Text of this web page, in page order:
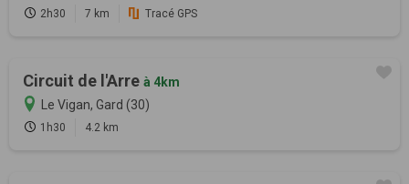
2h30 7 km Tracé GPS
Circuit de l'Arre à 4km
Le Vigan, Gard (30)
1h30 4.2 km